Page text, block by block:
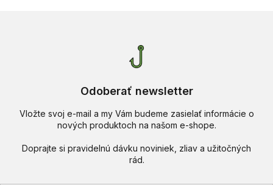
Odoberať newsletter
Vložte svoj e-mail a my Vám budeme zasielať informácie o
nových produktoch na našom e-shope.